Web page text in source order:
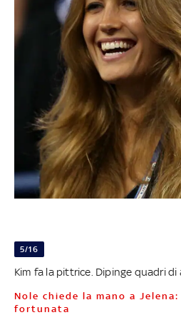
5/16
Kim fa la pittrice. Dipinge quadri
Nole chiede la mano a Jelena: bella, benedetta e
fortunata